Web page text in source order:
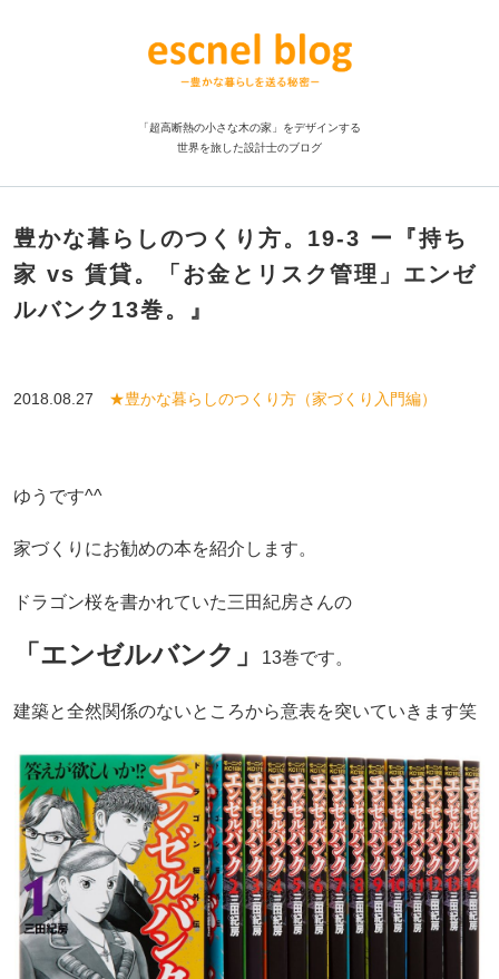
「超高断熱の小さな木の家」をデザインする
世界を旅した設計士のブログ
豊かな暮らしのつくり方。19-3 ー『持ち
家 vs 賃貸。「お金とリスク管理」エンゼ
ルバンク13巻。』
2018.08.27 ★豊かな暮らしのつくり方（家づくり入門編）
ゆうです^^
家づくりにお勧めの本を紹介します。
ドラゴン桜を書かれていた三田紀房さんの
「エンゼルバンク」 13巻です。
建築と全然関係のないところから意表を突いていきます笑